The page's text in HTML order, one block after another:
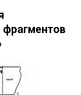
фрагментов